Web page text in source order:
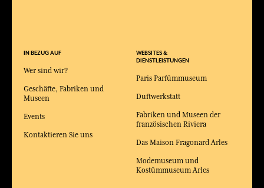
WEBSITES &
DIENSTLEISTUNGEN
Paris Parfümmuseum
Duftwerkstatt
Fabriken und Museen der
französischen Riviera
Das Maison Fragonard Arles
Modemuseum und
Kostümmuseum Arles
IN BEZUG AUF
Wer sind wir?
Geschäfte, Fabriken und
Museen
Events
Kontaktieren Sie uns